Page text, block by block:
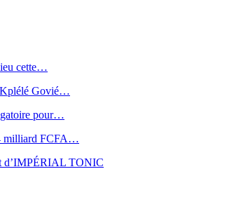
cette…
Kplélé Govié…
pour…
milliard FCFA…
d’IMPÉRIAL TONIC